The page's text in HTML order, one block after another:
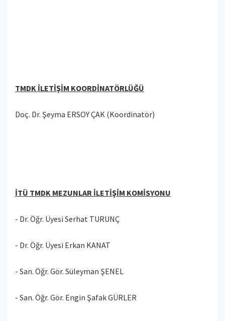
TMDK İLETİŞİM KOORDİNATÖRLÜĞÜ
Doç. Dr. Şeyma ERSOY ÇAK (Koordinatör)
İTÜ TMDK MEZUNLAR İLETİŞİM KOMİSYONU
- Dr. Öğr. Üyesi Serhat TURUNÇ
- Dr. Öğr. Üyesi Erkan KANAT
- San. Öğr. Gör. Süleyman ŞENEL
- San. Öğr. Gör. Engin Şafak GÜRLER